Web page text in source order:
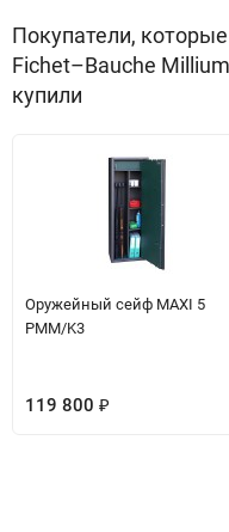
Покупатели,
Fichet–Bauche
купили
Оружейный сейф MAXI 5
PMM/K3
119 800 ₽